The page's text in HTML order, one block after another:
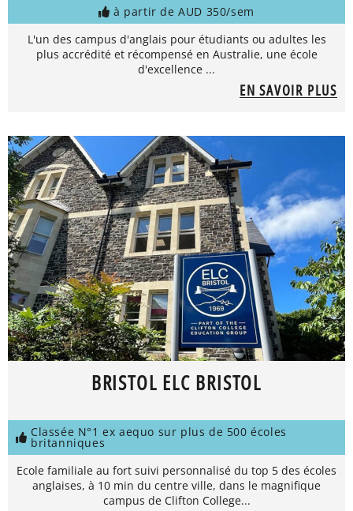
à partir de AUD 350/sem
L'un des campus d'anglais pour étudiants ou adultes les
plus accrédité et récompensé en Australie, une école
d'excellence ...
EN SAVOIR PLUS
BRISTOL ELC BRISTOL
Classée N°1 ex aequo sur plus de 500 écoles
britanniques
Ecole familiale au fort suivi personnalisé du top 5 des écoles
anglaises, à 10 min du centre ville, dans le magnifique
campus de Clifton College...